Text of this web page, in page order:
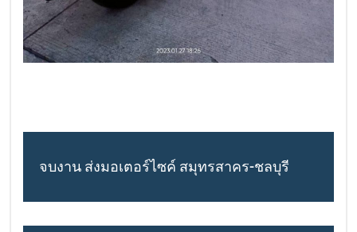
จบงาน ส่งมอเตอร์ไซค์ สมุทรสาคร-ชลบุรี